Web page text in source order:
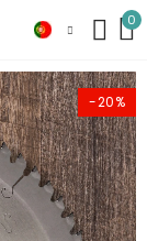
0
-20%